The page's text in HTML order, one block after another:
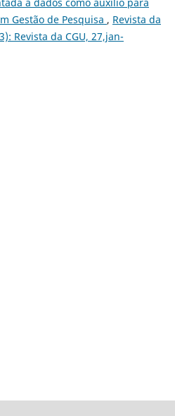
Gestão de Pesquisa , Revista da
Revista da CGU, 27,jan-